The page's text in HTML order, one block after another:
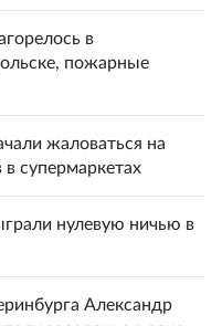
в
пожарные
жаловаться на
супермаркетах
нулевую ничью в
Александр